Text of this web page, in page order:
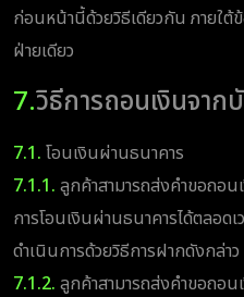
ก่อนหน้านี้ด้วยวิธีเดียวกัน ภายใ
ฝ่ายเดียว
7.วิธีการถอนเงินจา
7.1. โอนเงินผ่านธนาคาร
7.1.1. ลูกค้าสามารถส่งคำขอถอ
การโอนเงินผ่านธนาคารได้ตลอด
ดำเนินการด้วยวิธีการฝากดังกล่าว
7.1.2. ลูกค้าสามารถส่งคำขอถอ